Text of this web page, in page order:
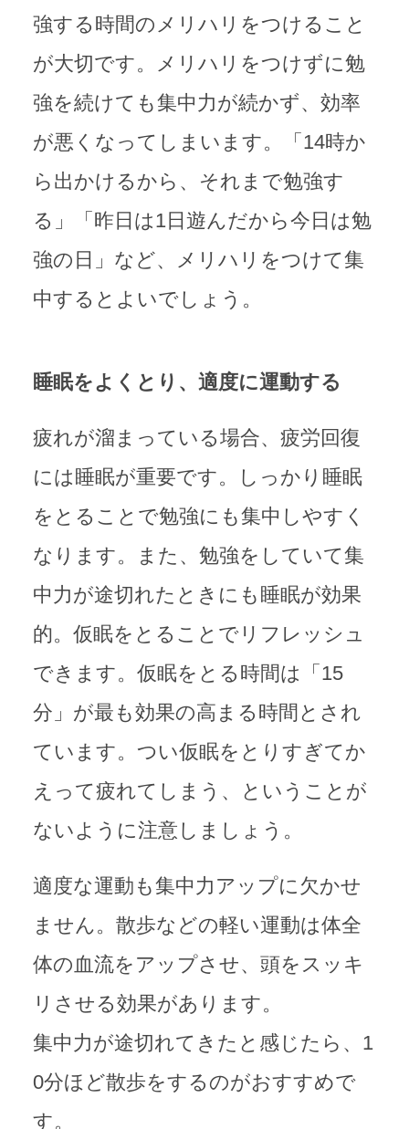
強する時間のメリハリをつけること
が大切です。メリハリをつけずに勉
強を続けても集中力が続かず、効率
が悪くなってしまいます。「14時か
ら出かけるから、それまで勉強す
る」「昨日は1日遊んだから今日は勉
強の日」など、メリハリをつけて集
中するとよいでしょう。
睡眠をよくとり、適度に運動する
疲れが溜まっている場合、疲労回復
には睡眠が重要です。しっかり睡眠
をとることで勉強にも集中しやすく
なります。また、勉強をしていて集
中力が途切れたときにも睡眠が効果
的。仮眠をとることでリフレッシュ
できます。仮眠をとる時間は「15
分」が最も効果の高まる時間とされ
ています。つい仮眠をとりすぎてか
えって疲れてしまう、ということが
ないように注意しましょう。
適度な運動も集中力アップに欠かせ
ません。散歩などの軽い運動は体全
体の血流をアップさせ、頭をスッキ
リさせる効果があります。
集中力が途切れてきたと感じたら、1
0分ほど散歩をするのがおすすめで
す。